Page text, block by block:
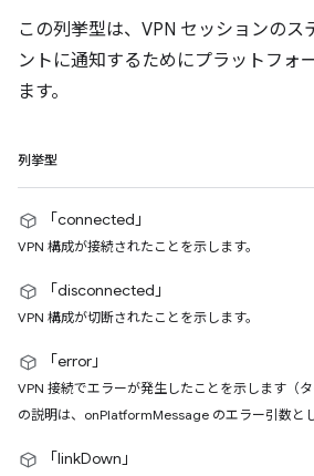
この列挙型は、VPN セッションのス
ントに通知するためにプラットフォ
ます。
列挙型
「connected」
VPN 構成が接続されたことを示します。
「disconnected」
VPN 構成が切断されたことを示します。
「error」
VPN 接続でエラーが発生したことを示します（
の説明は、onPlatformMessage のエラー引数と
「linkDown」